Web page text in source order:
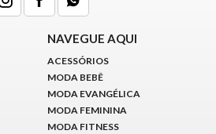
NAVEGUE AQUI
ACESSÓRIOS
MODA BEBÊ
MODA EVANGÉLICA
MODA FEMININA
MODA FITNESS